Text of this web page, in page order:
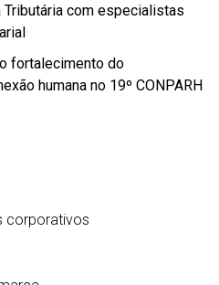
com especialistas
fortalecimento do
humana no 19º CONPARH
corporativos